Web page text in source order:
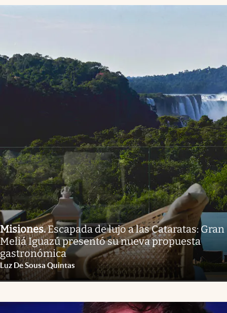
Misiones.Escapada de lujo a las Cataratas: Gran
Meliá Iguazú presentó su nueva propuesta
gastronómica
Luz De Sousa Quintas